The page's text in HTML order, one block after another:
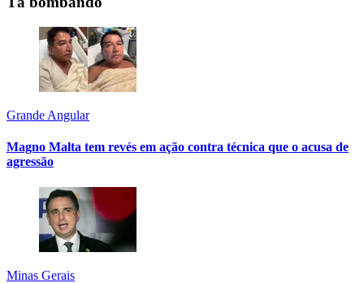
Grande Angular
Magno Malta tem revés em ação contra técnica que o acusa de
agressão
Minas Gerais